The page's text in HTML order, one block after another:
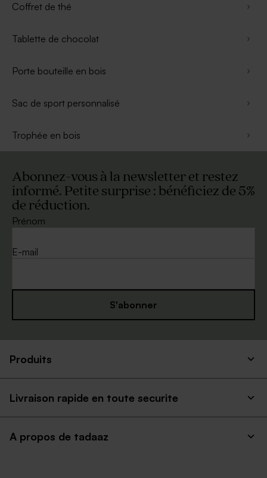
Coffret de thé
Tablette de chocolat
Porte bouteille en bois
Sac de sport personnalisé
Trophée en bois
Abonnez-vous à la newsletter et restez
informé. Petite surprise : bénéficiez de 5%
de réduction.
Prénom
E-mail
S'abonner
Produits
Livraison rapide en toute securite
A propos de tadaaz